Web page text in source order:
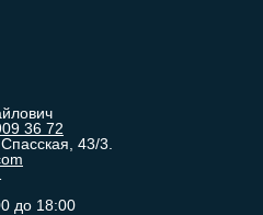
36 72
43/3.
до 18:00